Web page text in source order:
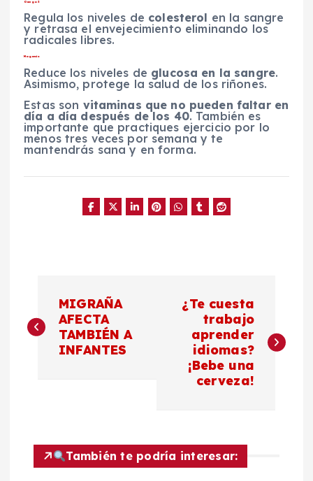
Omega 3
Regula los niveles de colesterol en la sangre
y retrasa el envejecimiento eliminando los
radicales libres.
Magnesio
Reduce los niveles de glucosa en la sangre.
Asimismo, protege la salud de los riñones.
Estas son vitaminas que no pueden faltar en
día a día después de los 40. También es
importante que practiques ejercicio por lo
menos tres veces por semana y te
mantendrás sana y en forma.
a
a
MIGRAÑA
AFECTA
TAMBIÉN A
INFANTES
¿Te cuesta
trabajo
aprender
idiomas?
¡Bebe una
cerveza!
También te podría interesar: